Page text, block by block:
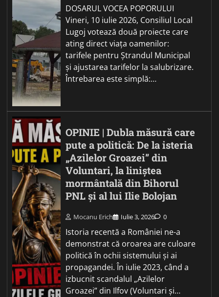
DOSARUL VOCEA POPORULUI
Vineri, 10 iulie 2026, Consiliul Local
Lugoj votează două proiecte care
ating direct viața oamenilor:
tarifele pentru Ștrandul Municipal
și ajustarea tarifelor la salubrizare.
Întrebarea este simplă:…
OPINIE | Dubla măsură care
pute a politică: De la isteria
„Azilelor Groazei” din
Voluntari, la liniștea
mormântală din Bihorul
PNL și al lui Ilie Bolojan
Mocanu Erich Iulie 3, 2026 0
Istoria recentă a României ne-a
demonstrat că oroarea are culoare
politică în ochii sistemului și ai
propagandei. În iulie 2023, când a
izbucnit scandalul „Azilelor
Groazei” din Ilfov (Voluntari și…